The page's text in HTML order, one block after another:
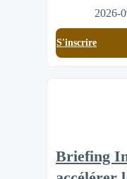
2026-
S'inscrire
Briefing